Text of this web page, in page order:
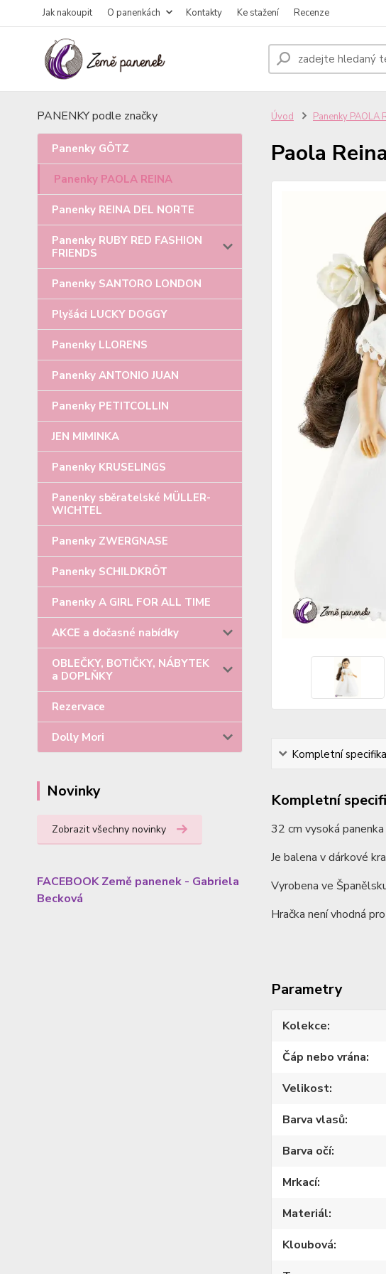
Jak nakoupit O panenkách Kontakty Ke stažení Recenze
PANENKY podle značky
Panenky GÖTZ
Panenky PAOLA REINA
Panenky REINA DEL NORTE
Panenky RUBY RED FASHION
FRIENDS
Panenky SANTORO LONDON
Plyšáci LUCKY DOGGY
Panenky LLORENS
Panenky ANTONIO JUAN
Panenky PETITCOLLIN
JEN MIMINKA
Panenky KRUSELINGS
Panenky sběratelské MÜLLER-
WICHTEL
Panenky ZWERGNASE
Panenky SCHILDKRÖT
Panenky A GIRL FOR ALL TIME
AKCE a dočasné nabídky
OBLEČKY, BOTIČKY, NÁBYTEK
a DOPLŇKY
Rezervace
Dolly Mori
Novinky
Zobrazit všechny novinky
FACEBOOK Země panenek - Gabriela
Becková
Úvod Panenky PAOLA
Paola
Kompletní
Kompletní
32 cm vysoká
Je balena v dárkové
Vyrobena ve
Hračka není vhodná
Parametry
Kolekce
Čáp nebo vrána
Velikost
Barva vlasů
Barva očí
Mrkací
Materiál
Kloubová